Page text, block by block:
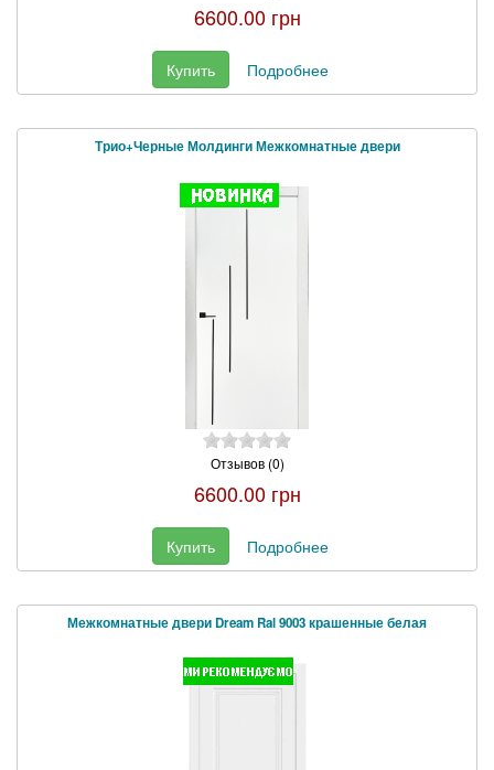
6600.00 грн
Купить Подробнее
Трио+Черные Молдинги Межкомнатные двери
Отзывов (0)
6600.00 грн
Купить Подробнее
Межкомнатные двери Dream Ral 9003 крашенные белая